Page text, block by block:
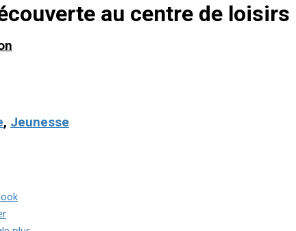
au centre de loisirs
, Jeunesse